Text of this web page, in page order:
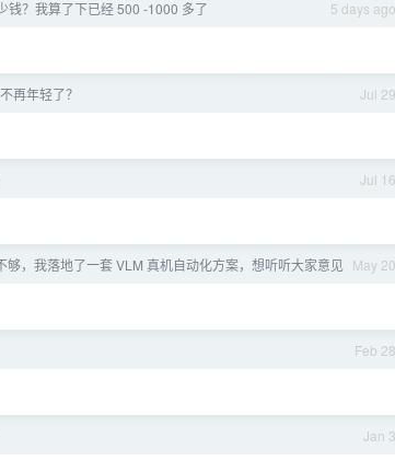
5 days ago
钱？我算了下已经 500 -1000 多了
Jul 29
再年轻了？
Jul 16
May 20
够，我落地了一套 VLM 真机自动化方案，想听听大家意见
Feb 28
Jan 3